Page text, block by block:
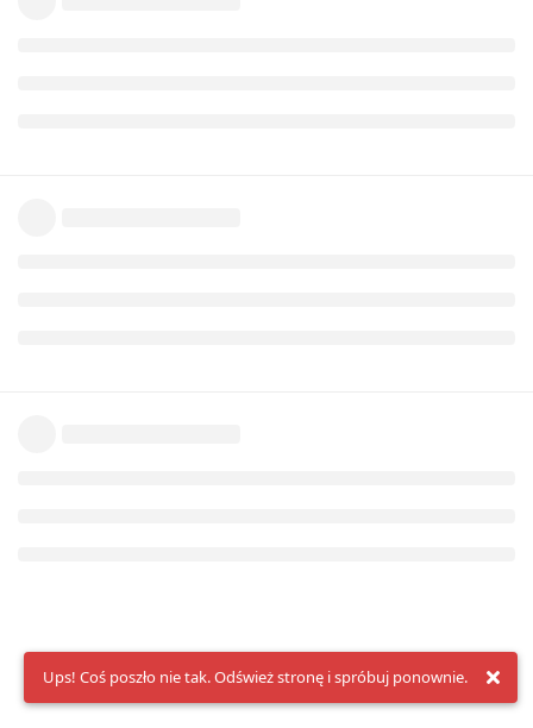
Ups! Coś poszło nie tak. Odśwież stronę i spróbuj ponownie.